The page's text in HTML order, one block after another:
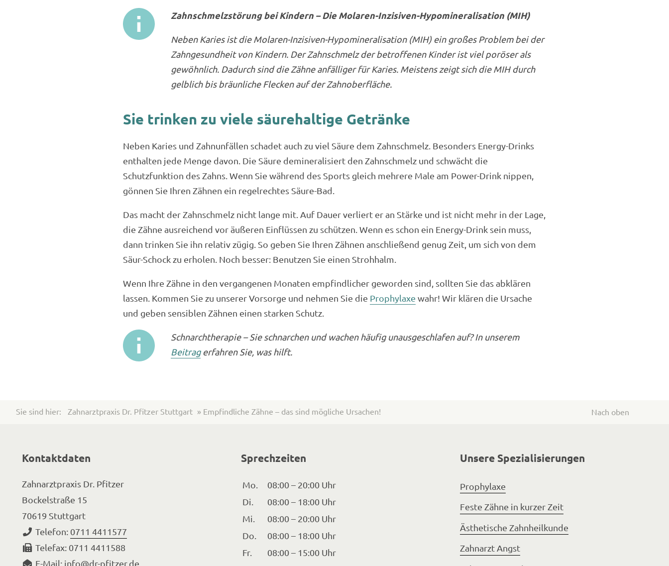
Zahnschmelzstörung bei Kindern – Die Molaren-Inzisiven-Hypomineralisation (MIH)
Neben Karies ist die Molaren-Inzisiven-Hypomineralisation (MIH) ein großes Problem bei der
Zahngesundheit von Kindern. Der Zahnschmelz der betroffenen Kinder ist viel poröser als
gewöhnlich. Dadurch sind die Zähne anfälliger für Karies. Meistens zeigt sich die MIH durch
gelblich bis bräunliche Flecken auf der Zahnoberfläche.
Sie trinken zu viele säurehaltige Getränke
Neben Karies und Zahnunfällen schadet auch zu viel Säure dem Zahnschmelz. Besonders Energy-Drinks
enthalten jede Menge davon. Die Säure demineralisiert den Zahnschmelz und schwächt die
Schutzfunktion des Zahns. Wenn Sie während des Sports gleich mehrere Male am Power-Drink nippen,
gönnen Sie Ihren Zähnen ein regelrechtes Säure-Bad.
Das macht der Zahnschmelz nicht lange mit. Auf Dauer verliert er an Stärke und ist nicht mehr in der Lage,
die Zähne ausreichend vor äußeren Einflüssen zu schützen. Wenn es schon ein Energy-Drink sein muss,
dann trinken Sie ihn relativ zügig. So geben Sie Ihren Zähnen anschließend genug Zeit, um sich von dem
Säur-Schock zu erholen. Noch besser: Benutzen Sie einen Strohhalm.
Wenn Ihre Zähne in den vergangenen Monaten empfindlicher geworden sind, sollten Sie das abklären
lassen. Kommen Sie zu unserer Vorsorge und nehmen Sie die Prophylaxe wahr! Wir klären die Ursache
und geben sensiblen Zähnen einen starken Schutz.
Schnarchtherapie – Sie schnarchen und wachen häufig unausgeschlafen auf? In unserem
Beitragerfahren Sie, was hilft.
Sie sind hier: Zahnarztpraxis Dr. Pfitzer Stuttgart » Empfindliche Zähne – das sind mögliche Ursachen! Nach oben
Kontaktdaten
Zahnarztpraxis Dr. Pfitzer
Bockelstraße 15
70619 Stuttgart
Telefon: 0711 4411577
Telefax: 0711 4411588
E-Mail: info@dr-pfitzer.de
Sprechzeiten
Mo.
08:00 – 20:00 Uhr
Di.
08:00 – 18:00 Uhr
Mi.
08:00 – 20:00 Uhr
Do.
08:00 – 18:00 Uhr
Fr.
08:00 – 15:00 Uhr
Unsere Spezialisierungen
Prophylaxe
Feste Zähne in kurzer Zeit
Ästhetische Zahnheilkunde
Zahnarzt Angst